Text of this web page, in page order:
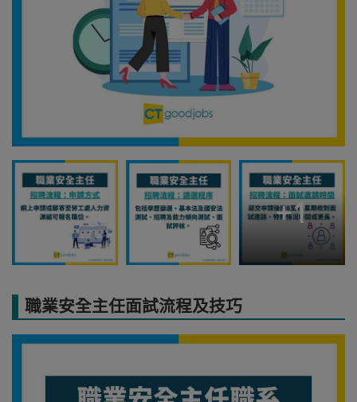
+1
職業安全主任面試流程及技巧